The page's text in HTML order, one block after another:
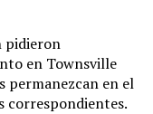
pidieron
en Townsville
permanezcan en el
correspondientes.